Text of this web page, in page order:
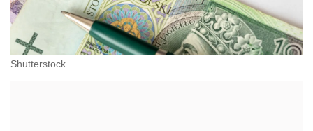
Shutterstock